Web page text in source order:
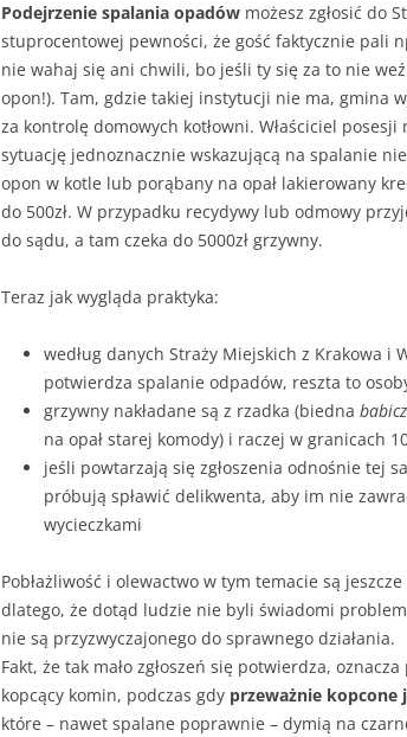
Podejrzenie spalania opadów możesz zgłosić do
stuprocentowej pewności, że gość faktycznie pali
nie wahaj się ani chwili, bo jeśli ty się za to nie
opon!). Tam, gdzie takiej instytucji nie ma, gmina
za kontrolę domowych kotłowni. Właściciel
sytuację jednoznacznie wskazującą na spalanie
opon w kotle lub porąbany na opał lakierowany
do 500zł. W przypadku recydywy lub odmowy
do sądu, a tam czeka do 5000zł grzywny.
Teraz jak wygląda praktyka:
według danych Straży Miejskich z Krakowa i
potwierdza spalanie odpadów, reszta to
grzywny nakładane są z rzadka (biedna
na opał starej komody) i raczej w granicach
jeśli powtarzają się zgłoszenia odnośnie tej
próbują spławić delikwenta, aby im nie
wycieczkami
Pobłażliwość i olewactwo w tym temacie są
dlatego, że dotąd ludzie nie byli świadomi
nie są przyzwyczajonego do sprawnego działania.
Fakt, że tak mało zgłoszeń się potwierdza,
kopcący komin, podczas gdy przeważnie kopcone
które – nawet spalane poprawnie – dymią na